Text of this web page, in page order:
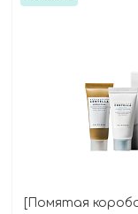
[Помятая